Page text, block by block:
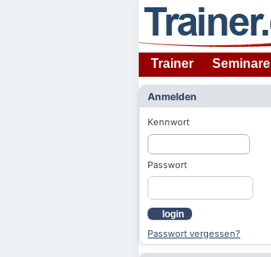
Trainer Seminare
Anmelden
Kennwort
Passwort
login
Passwort vergessen?